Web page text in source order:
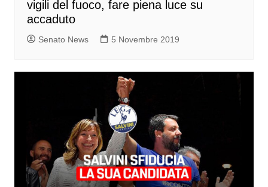
vigili del fuoco, fare piena luce su
accaduto
Senato News 5 Novembre 2019